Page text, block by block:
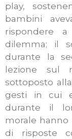
play,
bambini
rispondere
dilemma; il
durante la
lezione sul
sottoposto
gesti in cui
durante il
morale
di risposte